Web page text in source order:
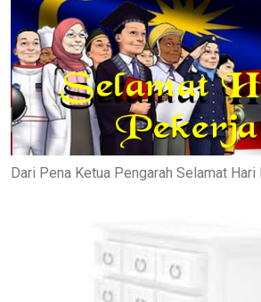
Dari Pena Ketua Pengarah Selamat